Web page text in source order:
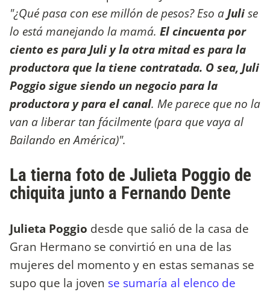
"¿Qué pasa con ese millón de pesos? Eso aJulise
lo está manejando la mamá. El cincuenta por
ciento es para Juli y la otra mitad es para la
productora que la tiene contratada. O sea, Juli
Poggio sigue siendo un negocio para la
productora y para el canal. Me parece que no la
van a liberar tan fácilmente (para que vaya al
Bailando en América)".
La tierna foto de Julieta Poggio de
chiquita junto a Fernando Dente
Julieta Poggio desde que salió de la casa de
Gran Hermano se convirtió en una de las
mujeres del momento y en estas semanas se
supo que la joven se sumaría al elenco de